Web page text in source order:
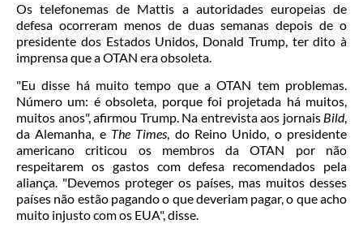
Os telefonemas de Mattis a autoridades europeias de
defesa ocorreram menos de duas semanas depois de o
presidente dos Estados Unidos, Donald Trump, ter dito à
imprensa que a OTAN era obsoleta.
"Eu disse há muito tempo que a OTAN tem problemas.
Número um: é obsoleta, porque foi projetada há muitos,
muitos anos", afirmou Trump. Na entrevista aos jornais Bild,
da Alemanha, e The Times, do Reino Unido, o presidente
americano criticou os membros da OTAN por não
respeitarem os gastos com defesa recomendados pela
aliança. "Devemos proteger os países, mas muitos desses
países não estão pagando o que deveriam pagar, o que acho
muito injusto com os EUA", disse.